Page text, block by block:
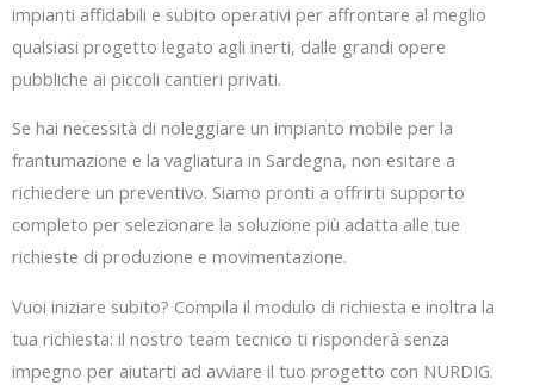
impianti affidabili e subito operativi per affrontare al meglio
qualsiasi progetto legato agli inerti, dalle grandi opere
pubbliche ai piccoli cantieri privati.
Se hai necessità di noleggiare un impianto mobile per la
frantumazione e la vagliatura in Sardegna, non esitare a
richiedere un preventivo. Siamo pronti a offrirti supporto
completo per selezionare la soluzione più adatta alle tue
richieste di produzione e movimentazione.
Vuoi iniziare subito? Compila il modulo di richiesta e inoltra la
tua richiesta: il nostro team tecnico ti risponderà senza
impegno per aiutarti ad avviare il tuo progetto con NURDIG.